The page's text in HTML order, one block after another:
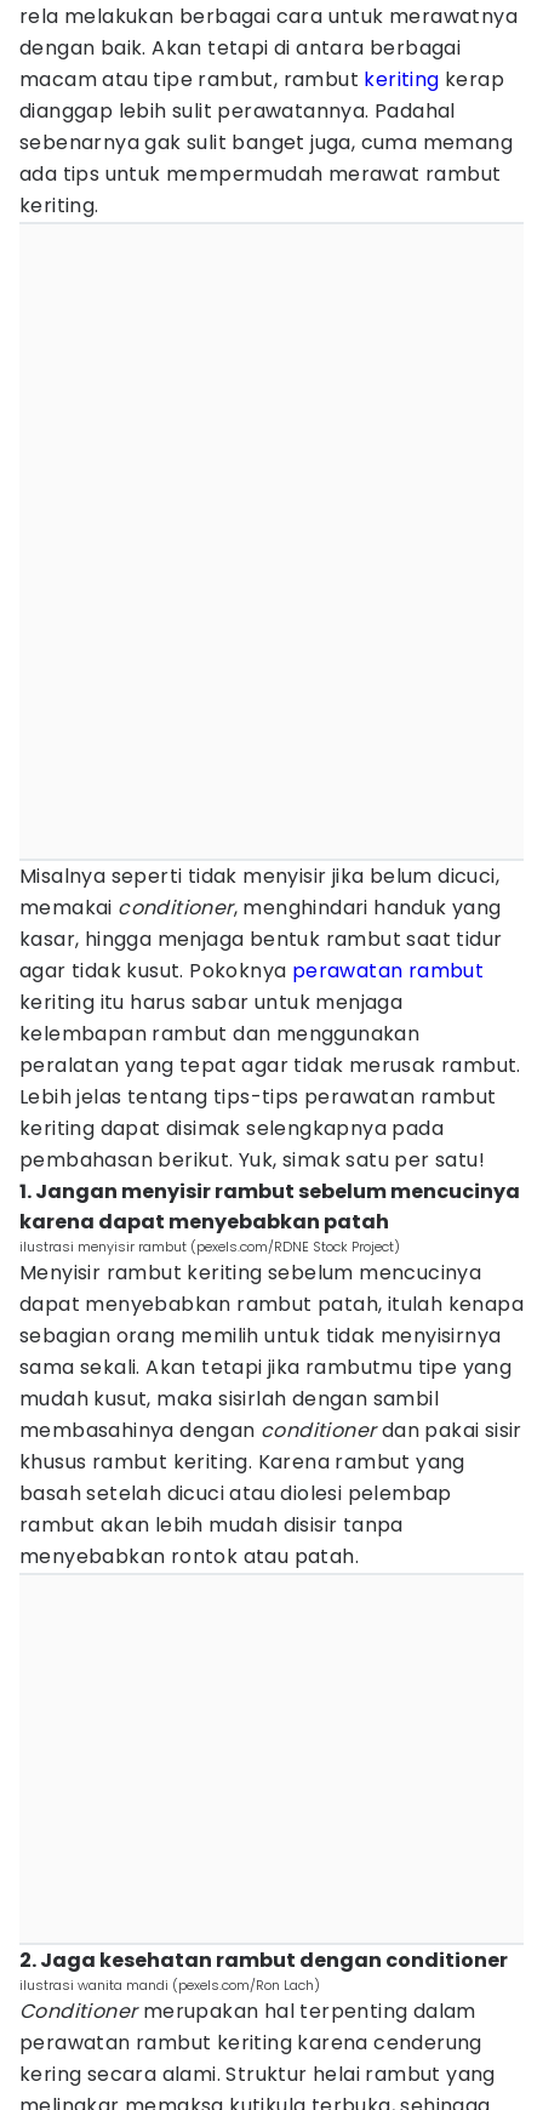
rela melakukan berbagai cara untuk merawatnya
dengan baik. Akan tetapi di antara berbagai
macam atau tipe rambut, rambut keriting kerap
dianggap lebih sulit perawatannya. Padahal
sebenarnya gak sulit banget juga, cuma memang
ada tips untuk mempermudah merawat rambut
keriting.
Misalnya seperti tidak menyisir jika belum dicuci,
memakai conditioner, menghindari handuk yang
kasar, hingga menjaga bentuk rambut saat tidur
agar tidak kusut. Pokoknya perawatan rambut
keriting itu harus sabar untuk menjaga
kelembapan rambut dan menggunakan
peralatan yang tepat agar tidak merusak rambut.
Lebih jelas tentang tips-tips perawatan rambut
keriting dapat disimak selengkapnya pada
pembahasan berikut. Yuk, simak satu per satu!
1. Jangan menyisir rambut sebelum mencucinya
karena dapat menyebabkan patah
ilustrasi menyisir rambut (pexels.com/RDNE Stock Project)
Menyisir rambut keriting sebelum mencucinya
dapat menyebabkan rambut patah, itulah kenapa
sebagian orang memilih untuk tidak menyisirnya
sama sekali. Akan tetapi jika rambutmu tipe yang
mudah kusut, maka sisirlah dengan sambil
membasahinya dengan conditionerdan pakai sisir
khusus rambut keriting. Karena rambut yang
basah setelah dicuci atau diolesi pelembap
rambut akan lebih mudah disisir tanpa
menyebabkan rontok atau patah.
2. Jaga kesehatan rambut dengan conditioner
ilustrasi wanita mandi (pexels.com/Ron Lach)
Conditionermerupakan hal terpenting dalam
perawatan rambut keriting karena cenderung
kering secara alami. Struktur helai rambut yang